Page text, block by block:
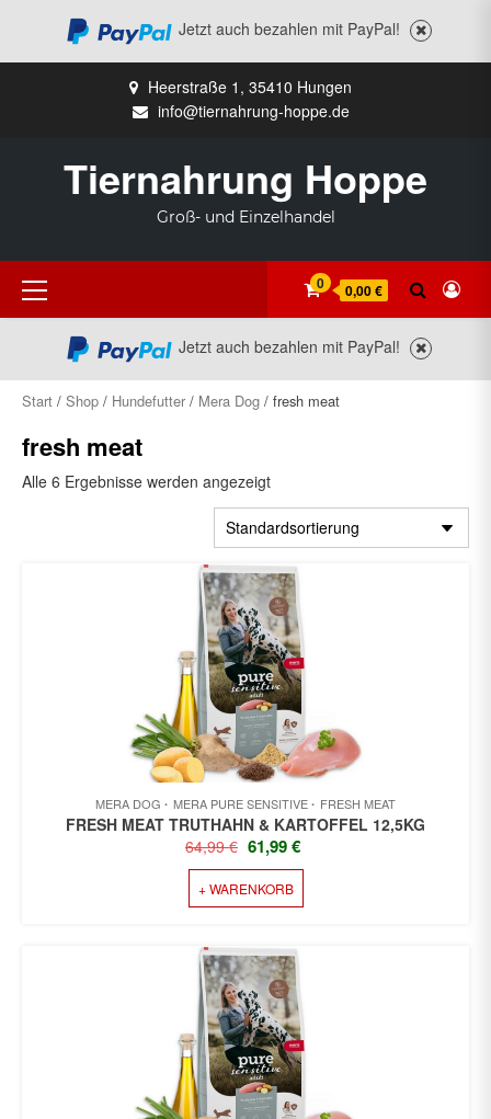
Jetzt auch bezahlen mit PayPal!
Heerstraße 1, 35410 Hungen
info@tiernahrung-hoppe.de
Tiernahrung Hoppe
Groß- und Einzelhandel
Primäres
Menü
0 0,00 €
Jetzt auch bezahlen mit PayPal!
Start / Shop / Hundefutter / Mera Dog / fresh meat
fresh meat
Alle 6 Ergebnisse werden angezeigt
MERA DOG MERA PURE SENSITIVE FRESH MEAT
FRESH MEAT TRUTHAHN & KARTOFFEL 12,5KG
64,99€ URSPRÜNGLICHER
PREIS
WAR:
64,99 €
61,99€
+ WARENKORB